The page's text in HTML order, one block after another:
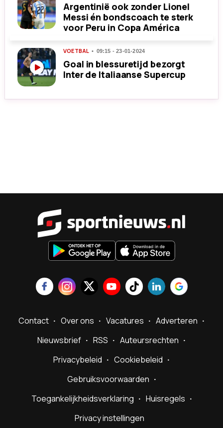
Argentinië ook zonder Lionel
Messi én bondscoach te sterk
voor Peru in Copa América
VOETBAL 09:15 - 23-01-2024
Goal in blessuretijd bezorgt
Inter de Italiaanse Supercup
Contact Over ons Vacatures
Adverteren
Nieuwsbrief
RSS
Auteursrechten
Privacybeleid
Cookiebeleid
Gebruiksvoorwaarden
Toegankelijkheidsverklaring
Huisregels
Privacy instellingen